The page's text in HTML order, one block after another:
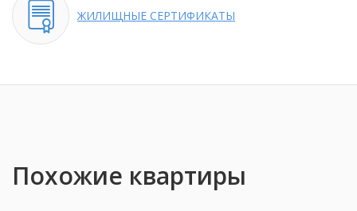
ЖИЛИЩНЫЕ СЕРТИФИКАТЫ
Похожие квартиры